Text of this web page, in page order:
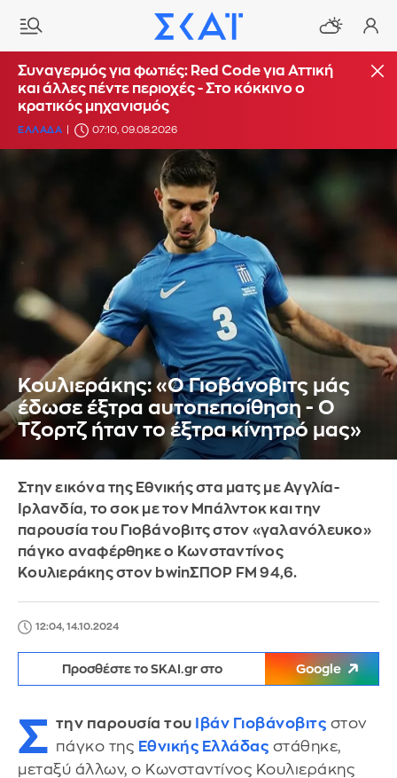
Συναγερμός για φωτιές: Red Code για Αττική
και άλλες πέντε περιοχές - Στο κόκκινο ο
κρατικός μηχανισμός
ΕΛΛΑΔΑ 07:10, 09.08.2026
Κουλιεράκης: «Ο Γιοβάνοβιτς μάς
έδωσε έξτρα αυτοπεποίθηση - Ο
Τζορτζ ήταν το έξτρα κίνητρό μας»
Στην εικόνα της Εθνικής στα ματς με Αγγλία-
Ιρλανδία, το σοκ με τον Μπάλντοκ και την
παρουσία του Γιοβάνοβιτς στον «γαλανόλευκο»
πάγκο αναφέρθηκε ο Κωνσταντίνος
Κουλιεράκης στον bwinΣΠΟΡ FM 94,6.
12:04, 14.10.2024
Προσθέστε το SKAI.gr στο Google
Σ την παρουσία του Ιβάν Γιοβάνοβιτς στον
πάγκο της Εθνικής Ελλάδας στάθηκε,
μεταξύ άλλων, ο Κωνσταντίνος Κουλιεράκης